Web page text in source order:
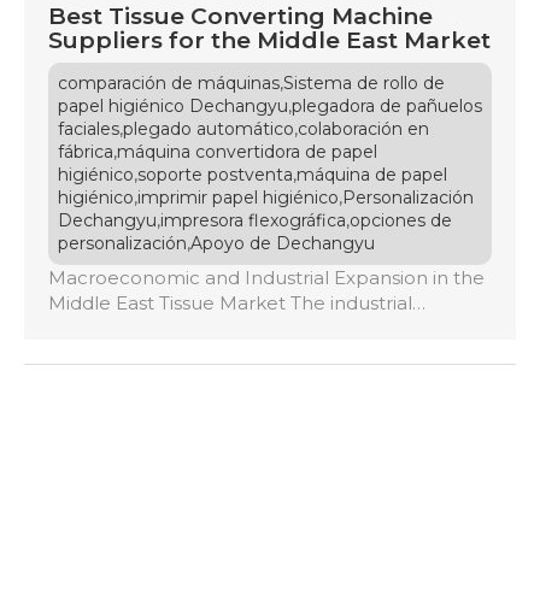
Best Tissue Converting Machine
Suppliers for the Middle East Market
comparación de máquinas,Sistema de rollo de
papel higiénico Dechangyu,plegadora de pañuelos
faciales,plegado automático,colaboración en
fábrica,máquina convertidora de papel
higiénico,soporte postventa,máquina de papel
higiénico,imprimir papel higiénico,Personalización
Dechangyu,impresora flexográfica,opciones de
personalización,Apoyo de Dechangyu
Macroeconomic and Industrial Expansion in the
Middle East Tissue Market The industrial